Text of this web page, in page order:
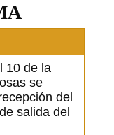
10 de la
se
del
salida del